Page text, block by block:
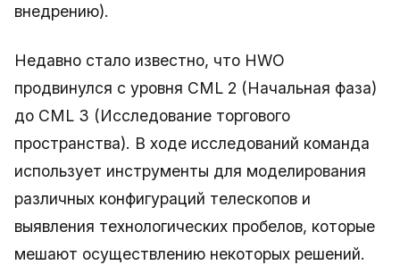
внедрению).
Недавно стало известно, что HWO
продвинулся с уровня CML 2 (Начальная фаза)
до CML 3 (Исследование торгового
пространства). В ходе исследований команда
использует инструменты для моделирования
различных конфигураций телескопов и
выявления технологических пробелов, которые
мешают осуществлению некоторых решений.